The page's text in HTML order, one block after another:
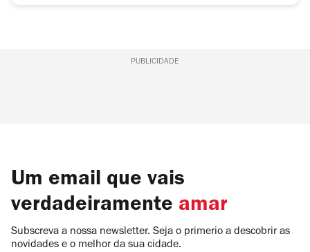
PUBLICIDADE
Um email que vais
verdadeiramente amar
Subscreva a nossa newsletter. Seja o primerio a descobrir as
novidades e o melhor da sua cidade.